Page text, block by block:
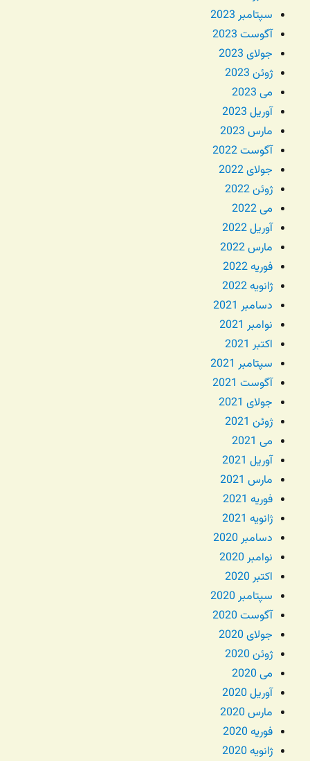
سپتامبر 2023
آگوست 2023
جولای 2023
ژوئن 2023
می 2023
آوریل 2023
مارس 2023
آگوست 2022
جولای 2022
ژوئن 2022
می 2022
آوریل 2022
مارس 2022
فوریه 2022
ژانویه 2022
دسامبر 2021
نوامبر 2021
اکتبر 2021
سپتامبر 2021
آگوست 2021
جولای 2021
ژوئن 2021
می 2021
آوریل 2021
مارس 2021
فوریه 2021
ژانویه 2021
دسامبر 2020
نوامبر 2020
اکتبر 2020
سپتامبر 2020
آگوست 2020
جولای 2020
ژوئن 2020
می 2020
آوریل 2020
مارس 2020
فوریه 2020
ژانویه 2020